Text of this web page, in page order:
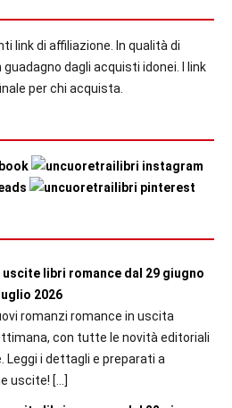
link di affiliazione. In qualità di
dagli acquisti idonei. I link
per chi acquista.
uscite libri romance dal 29 giugno
2026
romanzi romance in uscita
con tutte le novità editoriali
Leggi i dettagli e preparati a
uscite! […]